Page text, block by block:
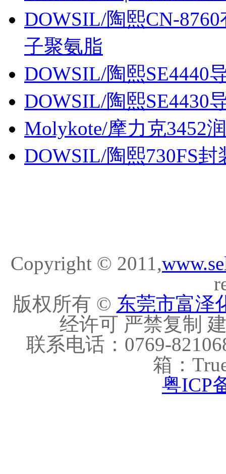
DOWSIL/陶熙CN-
子聚氨脂
DOWSIL/陶熙SE4440
DOWSIL/陶熙SE4430
Molykote/摩力克3452
DOWSIL/陶熙730FS封
Copyright © 2011,
版权所有 © 东莞市富泽
经许可 严禁复制
联系电话：0769-
箱：
粤ICP